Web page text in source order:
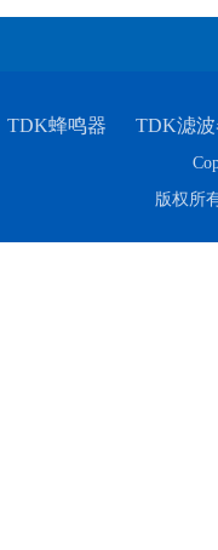
TDK蜂鸣器 TDK滤
版权所